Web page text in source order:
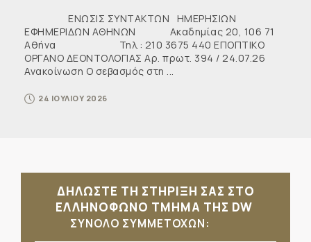
ΕΝΩΣΙΣ ΣΥΝΤΑΚΤΩΝ ΗΜΕΡΗΣΙΩΝ
ΕΦΗΜΕΡΙΔΩΝ ΑΘΗΝΩΝ Ακαδημίας 20, 106 71
Αθήνα Τηλ.: 210 3675 440 ΕΠΟΠΤΙΚΟ
ΟΡΓΑΝΟ ΔΕΟΝΤΟΛΟΓΙΑΣ Αρ. πρωτ. 394 / 24.07.26
Ανακοίνωση Ο σεβασμός στη ...
24 ΙΟΥΛΙΟΥ 2026
ΔΗΛΩΣΤΕ ΤΗ ΣΤΗΡΙΞΗ ΣΑΣ ΣΤΟ
ΕΛΛΗΝΟΦΩΝΟ ΤΜΗΜΑ ΤΗΣ DW
ΣΥΝΟΛΟ ΣΥΜΜΕΤΟΧΩΝ: